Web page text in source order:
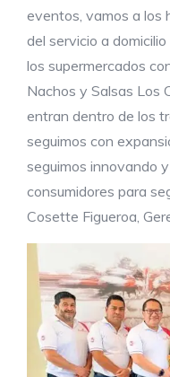
eventos, vamos a los
del servicio a
los supermercados
Nachos y Salsas Los
entran dentro de los
seguimos con
seguimos innovando
consumidores para
Cosette Figueroa,